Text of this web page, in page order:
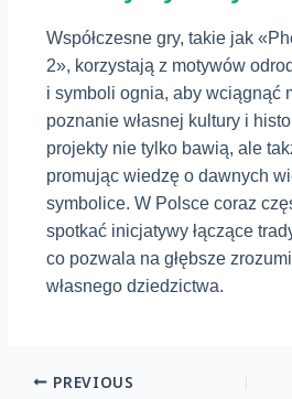
Współczesne gry, takie jak
2», korzystają z motywów
i symboli ognia, aby wciągnąć
poznanie własnej kultury i
projekty nie tylko bawią, ale
promując wiedzę o dawnych
symbolice. W Polsce coraz
spotkać inicjatywy łączące
co pozwala na głębsze
własnego dziedzictwa.
PREVIOUS